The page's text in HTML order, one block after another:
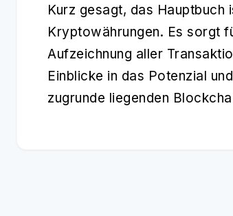
Kurz gesagt, das Hauptbuch
Kryptowährungen. Es sorgt
Aufzeichnung aller
Einblicke in das Potenzial
zugrunde liegenden